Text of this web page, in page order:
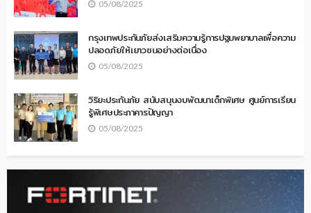
05/08/2025
กรุงเทพประกันภัยส่งเสริมความรู้การปฐมพยาบาลเพื่อความ
ปลอดภัยให้เยาวชนอย่างต่อเนื่อง
05/08/2025
วิริยะประกันภัย สนับสนุนงบพัฒนาเด็กพิเศษ ศูนย์การเรียน
รู้พิเศษประภาคารปัญญา
05/08/2025